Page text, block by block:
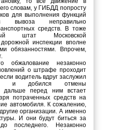
словам, у ГИБДД попросту
для выполнения функций
вывоза неправильно
средств. В тоже
штат Московской
инспекции вполне
обязанностями. Впрочем,
незаконно
о штрафе проходит
водитель вдруг заслужил
и добился отмены
дальше перед ним встает
потраченных средств на
автомобиля. К сожалению,
организации. А именно
И они будут биться за
последнего. Незаконно